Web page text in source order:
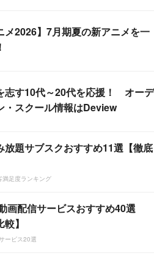
メ2026】7月期夏の新アニメを一
志す10代～20代を応援！ オーデ
・スクール情報はDeview
放題サブスクおすすめ11選【徹底
満足度ランキング
画配信サービスおすすめ40選
較】
ービス20選